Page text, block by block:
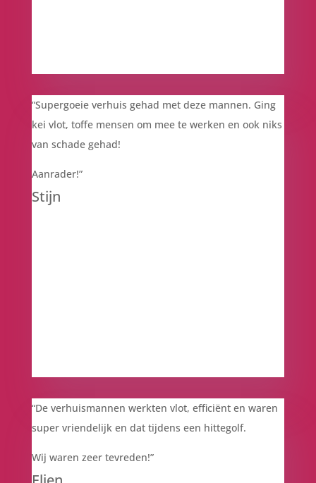
“Supergoeie verhuis gehad met deze mannen. Ging
kei vlot, toffe mensen om mee te werken en ook niks
van schade gehad!
Aanrader!”
Stijn
“De verhuismannen werkten vlot, efficiënt en waren
super vriendelijk en dat tijdens een hittegolf.
Wij waren zeer tevreden!”